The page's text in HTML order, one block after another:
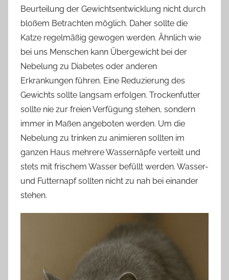
Beurteilung der Gewichtsentwicklung nicht durch
bloßem Betrachten möglich. Daher sollte die
Katze regelmäßig gewogen werden. Ähnlich wie
bei uns Menschen kann Übergewicht bei der
Nebelung zu Diabetes oder anderen
Erkrankungen führen. Eine Reduzierung des
Gewichts sollte langsam erfolgen. Trockenfutter
sollte nie zur freien Verfügung stehen, sondern
immer in Maßen angeboten werden. Um die
Nebelung zu trinken zu animieren sollten im
ganzen Haus mehrere Wassernäpfe verteilt und
stets mit frischem Wasser befüllt werden. Wasser-
und Futternapf sollten nicht zu nah bei einander
stehen.